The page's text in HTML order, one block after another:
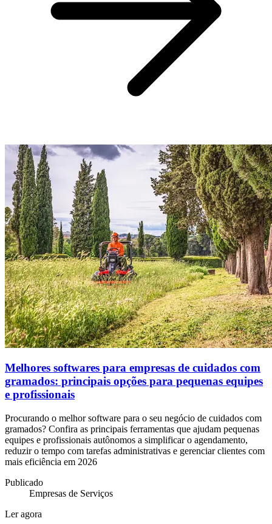
Melhores softwares para empresas de cuidados com
gramados: principais opções para pequenas equipes
e profissionais
Procurando o melhor software para o seu negócio de cuidados com
gramados? Confira as principais ferramentas que ajudam pequenas
equipes e profissionais autônomos a simplificar o agendamento,
reduzir o tempo com tarefas administrativas e gerenciar clientes com
mais eficiência em 2026
Publicado
Empresas de Serviços
Ler agora